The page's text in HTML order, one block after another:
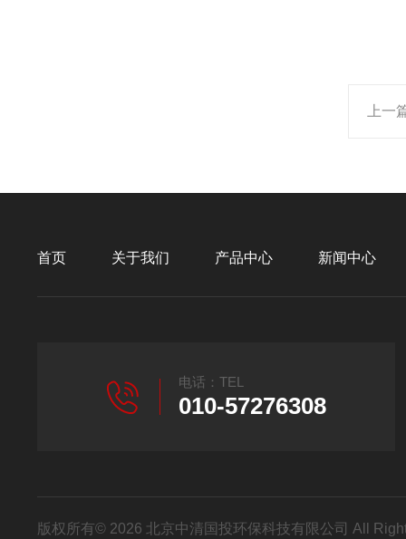
上一
首页 关于我们 产品中心 新闻中心
电话：TEL
010-57276308
版权所有© 2026 北京中清国投环保科技有限公司 All